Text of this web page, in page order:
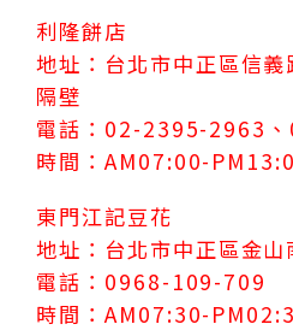
利隆餅店
地址：台北市中正區信
隔壁
電話：02-2395-2963
時間：AM07:00-
東門江記豆花
地址：台北市中正區金
電話：0968-109-709
時間：AM07:30-